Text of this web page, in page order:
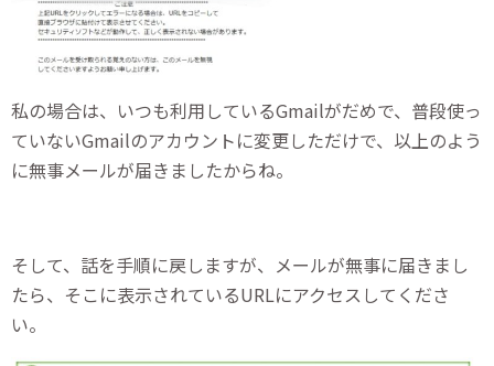
私の場合は、いつも利用しているGmailがだめで、普段使っ
ていないGmailのアカウントに変更しただけで、以上のよう
に無事メールが届きましたからね。
そして、話を手順に戻しますが、メールが無事に届きまし
たら、そこに表示されているURLにアクセスしてくださ
い。